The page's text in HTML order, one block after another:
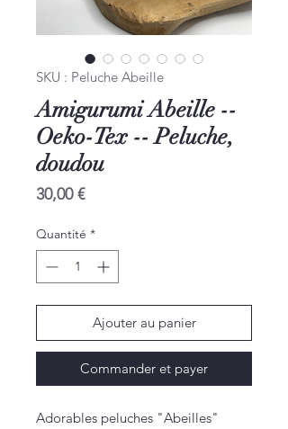
SKU : Peluche Abeille
Amigurumi Abeille --
Oeko-Tex -- Peluche,
doudou
30,00 €Prix
Quantité *
Ajouter au panier
Commander et payer
Adorables peluches "Abeilles"